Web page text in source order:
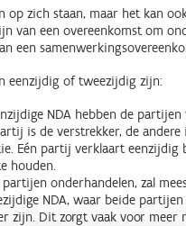
op zich staan, maar het kan
van een overeenkomst om
een
eenzijdig of tweezijdig zijn:
NDA hebben de partijen
is de verstrekker, de
Eén partij verklaart eenzijdig
houden.
onderhandelen, zal
NDA, waar beide
zijn. Dit zorgt vaak voor meer